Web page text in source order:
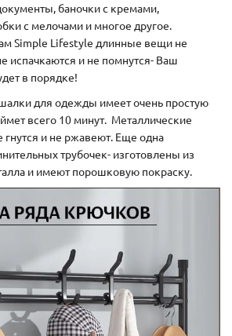
баночки с кремами,
с мелочами и многое другое.
Simple Lifestyle длинные вещи не
испачкаются и не помнутся- Ваш
в порядке!
для одежды имеет очень простую
всего 10 минут. Металлические
гнутся и не ржавеют. Еще одна
трубочек- изготовлены из
и имеют порошковую покраску.